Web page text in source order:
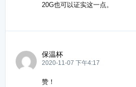
20G也可以证实这一点。
保温杯
2020-11-07 下午4:17
赞！